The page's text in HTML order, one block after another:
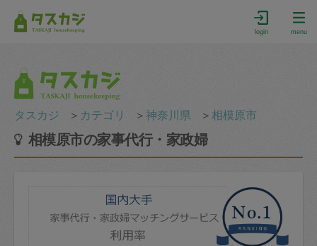
login menu
タスカジ ＞ カテゴリ ＞神奈川県 ＞相模原市
相模原市の家事代行・家政婦